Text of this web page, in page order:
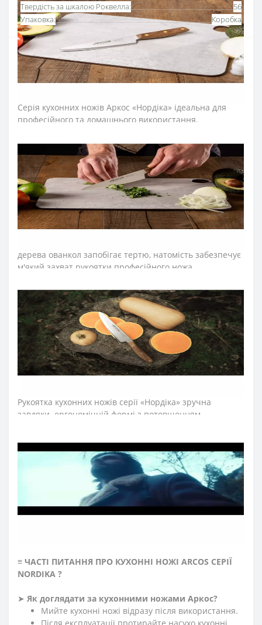
Твердість за шкалою Роквелла:
56
Упаковка:
Коробка
Ніж поварський 160 мм серії «Нордіка» Аркос
–
багатофункціональний шеф-ніж, підходить для
шаткування овочів та фруктів, обробки, нарізання м’яса
Серія кухонних ножів Аркос «Нордіка» ідеальна для
професійного та домашнього використання.
Концепція "eco-friendly" - турбота і дбайливе
ставлення до навколишнього середовища, втілились у
деталях нової серії професійних ножів Nordika.
Дерев'яну рукоятку виробляють і​​з деревини
сертифікованого за стандартом FSC® лісу. Упаковка
кухонних ножів виготовляється повністю з 100%
переробленого картону.
Елегантний дизайн серії ножів для кухні «Нордіка»
дерева ованкол запобігає тертю, натомість забезпечує
м'який захват рукоятки професійного ножа.
Лезо ножа шеф-повара виготовили з ексклюзивної
нержавіючої сталі NITRUM, що має надвисоку ріжучу
здатність, підвищену твердість та корозостійкість.
Неперевершену гостроту леза створили за технологією
«шовковий край».У результаті лезо поварського ножа
довго не затуплюється, не ржавіє, тому виріб має
довгий термін служби, забезпечуючи економічну
ефективність інвентарю.
Рукоятка кухонних ножів серії «Нордіка» зручна
завдяки ергономічній формі з потовщенням
Рукоятку виготовили з натурального дерева ованкол,
який не гниє, не взаємодіє з рідинами та стійкий до
Закріплюють конструкцію рукоятки шеф-
ножа міцні нержавіючі латунні заклепки, що сприяють
довготривалій роботі з кухонним ножем. Больстер
ножа серії «Нордіка» розташовується на передній
≡ ЧАСТІ ПИТАННЯ ПРО КУХОННІ НОЖІ ARCOS СЕРІЇ
NORDIKA ?
➤ Як доглядати за кухонними ножами Аркос?
Мийте кухонні ножі відразу після використання.